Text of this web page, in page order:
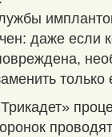
даже если
только